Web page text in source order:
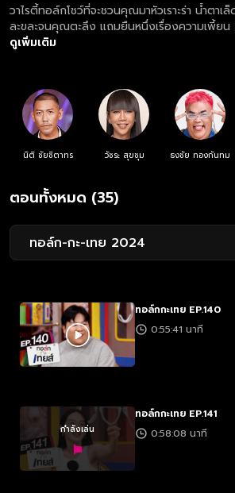
วาไรตี้ทอล์กโชว์ที่จะชวนคุณมาหัวเราะร่า น้ำตาเ
ละขละจนคุณตะลึง แถมยืนหนึ่งเรื่องความเพี้ยน
ดูเพิ่มเติม
นิติ ชัยชิตาทร วัชระ สุขชุม ธงชัย ทองกันทม
ตอนทั้งหมด (35)
ทอล์ก-กะ-เทย 2024
ทอล์กกะเทย EP.140
0:55:41 นาที
กำลังเล่น
ทอล์กกะเทย EP.141
0:58:08 นาที